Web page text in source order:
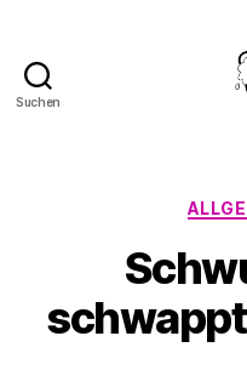
Suchen